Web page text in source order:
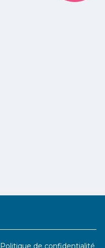
Politique de confidentialité